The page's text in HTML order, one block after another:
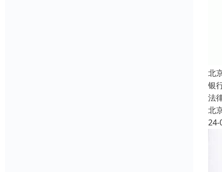
北
银
法
北
24-